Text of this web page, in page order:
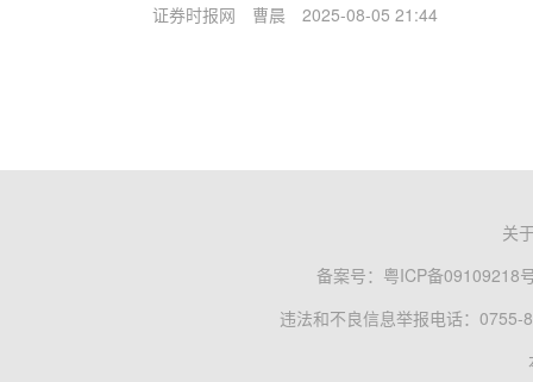
证券时报网 曹晨 2025-08-05 21:44
关
备案号： 粤ICP备09109218
违法和不良信息举报电话：0755-